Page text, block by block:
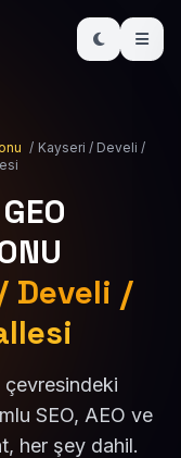
/ Kayseri / Develi /
Develi /
çevresindeki
SEO, AEO ve
her şey dahil.